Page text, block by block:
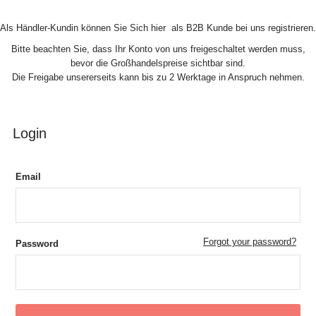
Als Händler-Kundin können Sie Sich hier als B2B Kunde bei uns registrieren.
Bitte beachten Sie, dass Ihr Konto von uns freigeschaltet werden muss,
bevor die Großhandelspreise sichtbar sind.
Die Freigabe unsererseits kann bis zu 2 Werktage in Anspruch nehmen.
Login
Email
Password Forgot your password?